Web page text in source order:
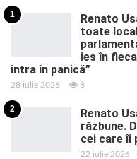
1
Renato
toate
ies în
intra în panică”
28 iulie 2026 8
2
Renato
răzbune.
cei care îi
22 iulie 2026